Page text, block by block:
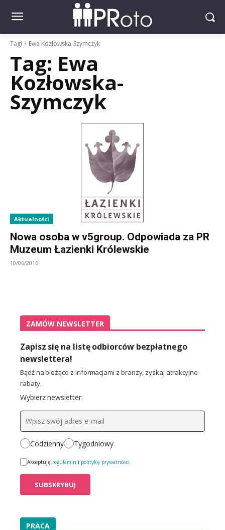
Tagi Ewa Kozłowska-Szymczyk
Tag: Ewa
Kozłowska-
Szymczyk
Aktualności
Nowa osoba w v5group. Odpowiada za PR
Muzeum Łazienki Królewskie
10/06/2016
ZAMÓW NEWSLETTER
Zapisz się na listę odbiorców bezpłatnego
newslettera!
Bądź na bieżąco z informacjami z branży, zyskaj atrakcyjne
rabaty.
Wybierz newsletter:
Codzienny Tygodniowy
Akceptuję regulamin i politykę prywatności
PRACA